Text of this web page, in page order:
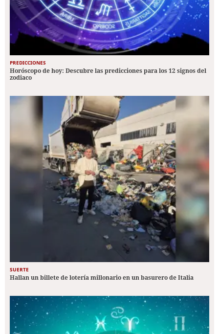
PREDICCIONES
Horóscopo de hoy: Descubre las predicciones para los 12 signos del
zodiaco
SUERTE
Hallan un billete de lotería millonario en un basurero de Italia